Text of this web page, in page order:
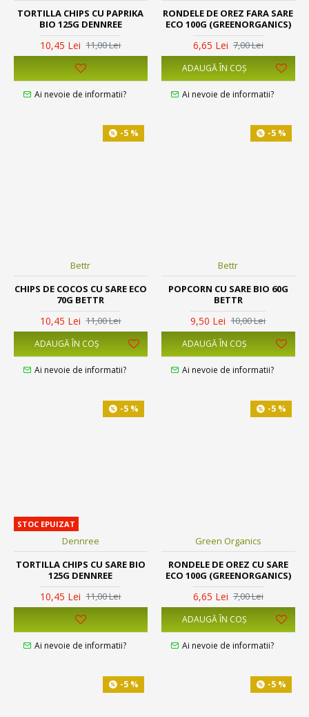
TORTILLA CHIPS CU PAPRIKA
BIO 125G DENNREE
10,45 Lei 11,00 Lei
Ai nevoie de informatii?
RONDELE DE OREZ FARA SARE
ECO 100G (GREENORGANICS)
6,65 Lei 7,00 Lei
ADAUGĂ ÎN COŞ
Ai nevoie de informatii?
-5 %
Bettr
CHIPS DE COCOS CU SARE ECO
70G BETTR
10,45 Lei 11,00 Lei
ADAUGĂ ÎN COŞ
Ai nevoie de informatii?
-5 %
Bettr
POPCORN CU SARE BIO 60G
BETTR
9,50 Lei 10,00 Lei
ADAUGĂ ÎN COŞ
Ai nevoie de informatii?
-5 %
STOC EPUIZAT
Dennree
TORTILLA CHIPS CU SARE BIO
125G DENNREE
10,45 Lei 11,00 Lei
Ai nevoie de informatii?
-5 %
Green Organics
RONDELE DE OREZ CU SARE
ECO 100G (GREENORGANICS)
6,65 Lei 7,00 Lei
ADAUGĂ ÎN COŞ
Ai nevoie de informatii?
-5 % -5 %